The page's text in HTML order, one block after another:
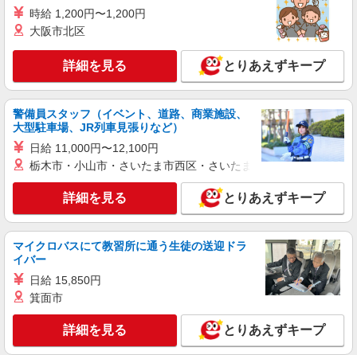
株式会社ＭＯＤＥ
時給1700円〜2125円 月収例32万円 / 残業・深
夜・その他手当含む 一般物件、レオパレス→住み
込みでお仕事可能★☆ 綺麗な1R、1Kをご用意☆
神奈川県小田原市
キープ 詳細を見る
派遣社員
株式会社Free
レンタカーの洗車
スタート時ボーナス時給1,700円〜2,125円（基
本時給1600） 月収例 入社1年目 299,200円〜
勤) 昇給・交通費・時間外手当など各種手当あり
神奈川県小田原市桑原 ※詳細は面接時にご案
詳細を見る
株式会社Free
時給 1,200円〜1,200円
大阪市北区
詳細を見る とりあえずキープ
警備員スタッフ（イベント、道路、商業施設、
大型駐車場、JR列車見張りなど）
日給 11,000円〜12,100円
栃木市・小山市・さいたま市西区・さいたま市岩槻区・久喜市・
詳細を見る とりあえずキープ
マイクロバスにて教習所に通う生徒の送迎ドラ
イバー
日給 15,850円
箕面市
詳細を見る とりあえずキープ